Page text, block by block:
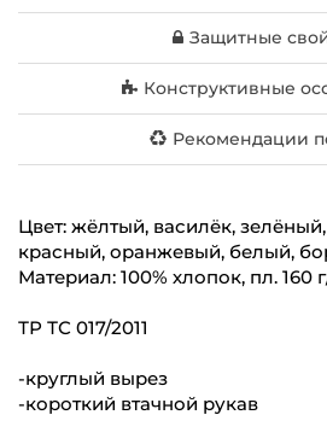
Защитные
Конструктивные
Рекомендации
Цвет: жёлтый, василёк,
красный, оранжевый, белый,
Материал: 100% хлопок, пл. 160
ТР ТС 017/2011
-круглый вырез
-короткий втачной рукав